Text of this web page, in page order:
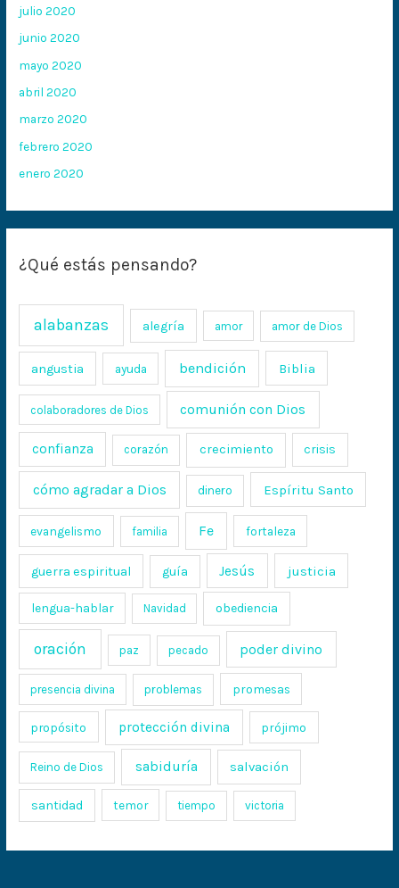
julio 2020
junio 2020
mayo 2020
abril 2020
marzo 2020
febrero 2020
enero 2020
¿Qué estás pensando?
alabanzas alegría amor amor de Dios
angustia ayuda bendición Biblia
colaboradores de Dios comunión con Dios
confianza corazón crecimiento crisis
cómo agradar a Dios dinero Espíritu Santo
evangelismo familia Fe fortaleza
guerra espiritual guía Jesús justicia
lengua-hablar Navidad obediencia
oración paz pecado poder divino
presencia divina problemas promesas
propósito protección divina prójimo
Reino de Dios sabiduría salvación
santidad temor tiempo victoria